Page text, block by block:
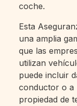
coche.
Esta
una amplia
que las
utilizan
puede incluir
conductor o a
propiedad de